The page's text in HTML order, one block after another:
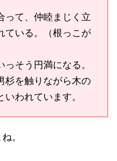
って、仲睦まじく立
ている。（根っこが
そう円満になる。
杉を触りながら木の
われています。
。